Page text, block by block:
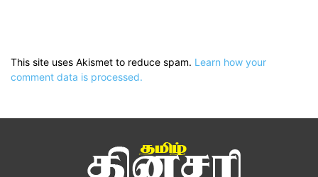
This site uses Akismet to reduce spam. Learn how your
comment data is processed.